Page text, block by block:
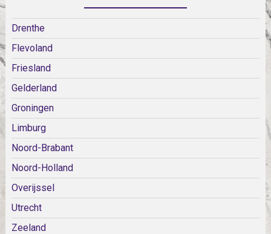
Drenthe
Flevoland
Friesland
Gelderland
Groningen
Limburg
Noord-Brabant
Noord-Holland
Overijssel
Utrecht
Zeeland